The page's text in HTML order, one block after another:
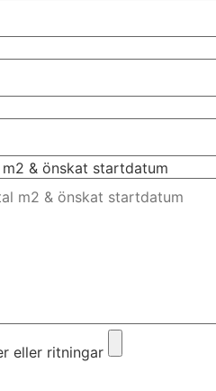
& önskat startdatum
eller ritningar